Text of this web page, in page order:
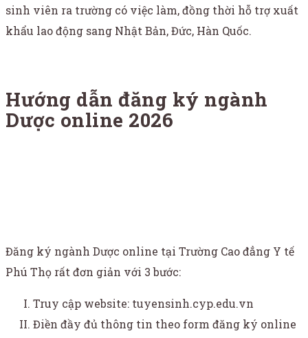
sinh viên ra trường có việc làm, đồng thời hỗ trợ xuất
khẩu lao động sang Nhật Bản, Đức, Hàn Quốc.
Hướng dẫn đăng ký ngành
Dược online 2026
Đăng ký ngành Dược online tại Trường Cao đẳng Y tế
Phú Thọ rất đơn giản với 3 bước:
Truy cập website: tuyensinh.cyp.edu.vn
Điền đầy đủ thông tin theo form đăng ký online